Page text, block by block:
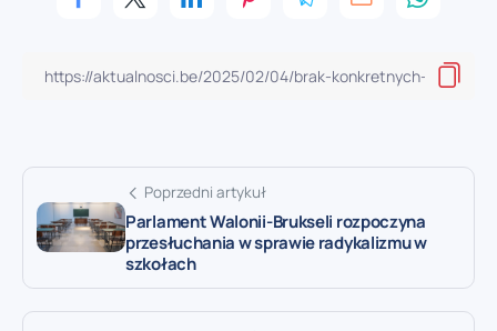
Poprzedni artykuł
Parlament Walonii-Brukseli rozpoczyna
przesłuchania w sprawie radykalizmu w
szkołach